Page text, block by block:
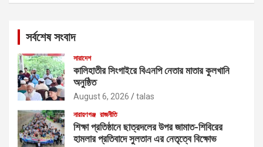
সর্বশেষ সংবাদ
সারাদেশ
কালিহাতীর সিংগাইরে বিএনপি নেতার মাতার কুলখানি
অনুষ্ঠিত
August 6, 2026 talas
নারায়ণগঞ্জ রাজনীতি
শিক্ষা প্রতিষ্ঠানে ছাত্রদলের উপর জামাত-শিবিরের
হামলার প্রতিবাদে সুলতান এর নেতৃত্বে বিক্ষোভ